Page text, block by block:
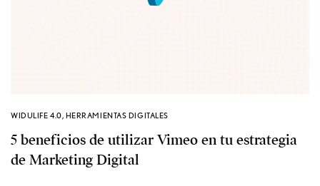
WIDULIFE 4.0, HERRAMIENTAS DIGITALES
5 beneficios de utilizar Vimeo en tu estrategia
de Marketing Digital